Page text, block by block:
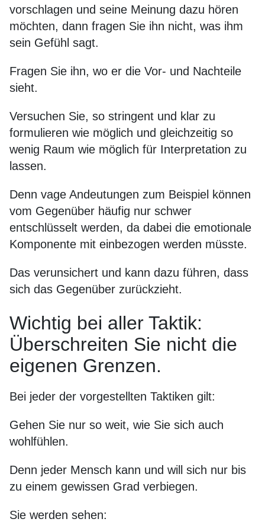
vorschlagen und seine Meinung dazu hören
möchten, dann fragen Sie ihn nicht, was ihm
sein Gefühl sagt.
Fragen Sie ihn, wo er die Vor- und Nachteile
sieht.
Versuchen Sie, so stringent und klar zu
formulieren wie möglich und gleichzeitig so
wenig Raum wie möglich für Interpretation zu
lassen.
Denn vage Andeutungen zum Beispiel können
vom Gegenüber häufig nur schwer
entschlüsselt werden, da dabei die emotionale
Komponente mit einbezogen werden müsste.
Das verunsichert und kann dazu führen, dass
sich das Gegenüber zurückzieht.
Wichtig bei aller Taktik:
Überschreiten Sie nicht die
eigenen Grenzen.
Bei jeder der vorgestellten Taktiken gilt:
Gehen Sie nur so weit, wie Sie sich auch
wohlfühlen.
Denn jeder Mensch kann und will sich nur bis
zu einem gewissen Grad verbiegen.
Sie werden sehen: